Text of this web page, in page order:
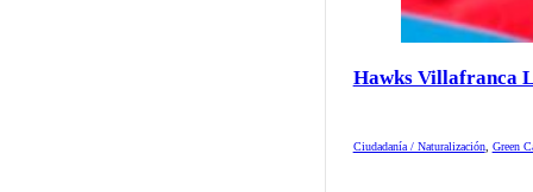
Hawks Villafranca
Ciudadanía / Naturalización, Green